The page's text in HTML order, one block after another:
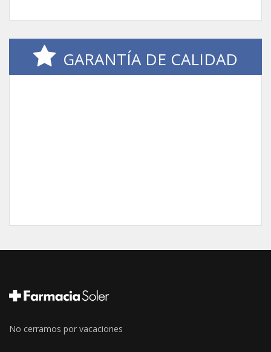
GARANTÍA DE CALIDAD
No cerramos por vacaciones